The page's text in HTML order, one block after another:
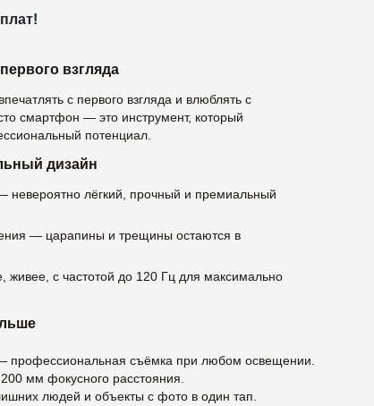
взгляда
с первого взгляда и влюблять с
смартфон — это инструмент, который
потенциал.
дизайн
лёгкий, прочный и премиальный
— царапины и трещины остаются в
живее, с частотой до 120 Гц для максимально
профессиональная съёмка при любом освещении.
мм фокусного расстояния.
людей и объекты с фото в один тап.